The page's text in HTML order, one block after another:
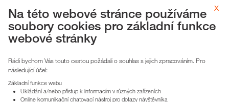
Pronájem obchodní prostor, 78m , Bohuslava Martinů,
Ostrava
Bohuslava Martinů 811/13, Ostrava - Poruba
cena služeb cca 7 000,-/měsíc
x
Na této webové stránce používáme
soubory cookies pro základní funkce
webové stránky
Rádi bychom Vás touto cestou požádali o souhlas s jejich zpracováním. Pro
následující účel:
Základní funkce webu
Ukládání a/nebo přístup k informacím v různých zařízeních
Online komunikační chatovací nástroj pro dotazy návštěvníka